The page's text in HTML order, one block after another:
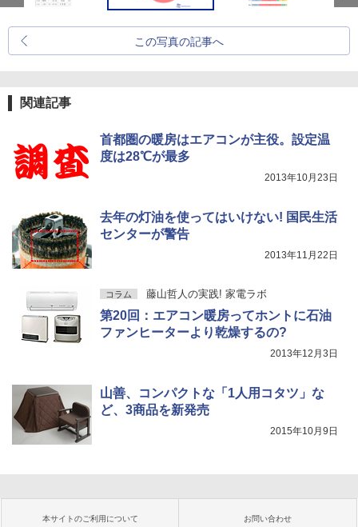
この写真の記事へ
関連記事
首都圏の暖房はエアコンが主役。設定温
度は28℃が最多
2013年10月23日
去年の灯油を使ってはいけない! 国民生活
センターが警告
2013年11月22日
コラム 藤山哲人の実践! 家電ラボ
第20回：エアコン暖房ってホントに石油
ファンヒーターより乾燥するの?
2013年12月3日
山善、コンパクトな「1人用コタツ」な
ど、3商品を新発売
2015年10月9日
本サイトのご利用について お問い合わせ